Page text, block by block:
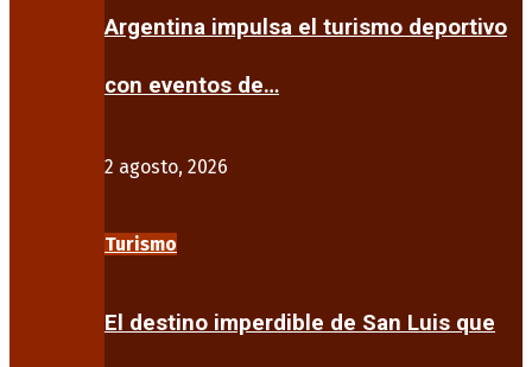
Argentina impulsa el turismo deportivo
con eventos de…
2 agosto, 2026
Turismo
El destino imperdible de San Luis que